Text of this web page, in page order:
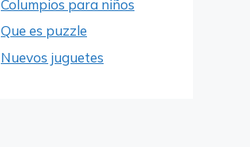
Columpios para niños
Que es puzzle
Nuevos juguetes